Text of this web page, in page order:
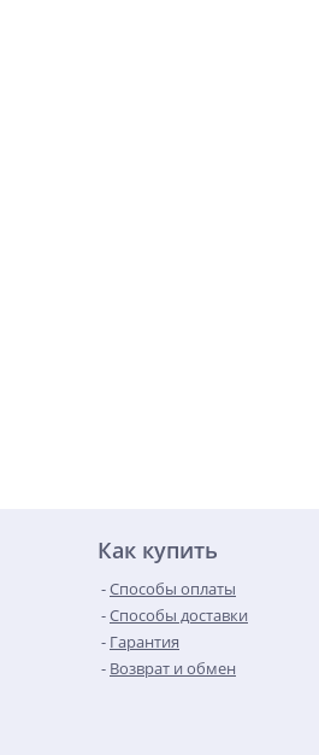
Как купить
Способы оплаты
Способы доставки
Гарантия
Возврат и обмен